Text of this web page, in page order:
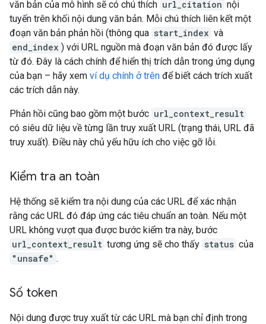
văn bản của mô hình sẽ có chú thích url_citation nội
tuyến trên khối nội dung văn bản. Mỗi chú thích liên kết một
đoạn văn bản phản hồi (thông qua start_index và
end_index ) với URL nguồn mà đoạn văn bản đó được lấy
từ đó. Đây là cách chính để hiển thị trích dẫn trong ứng dụng
của bạn – hãy xem ví dụ chính ở trên để biết cách trích xuất
các trích dẫn này.
Phản hồi cũng bao gồm một bước url_context_result
có siêu dữ liệu về từng lần truy xuất URL (trạng thái, URL đã
truy xuất). Điều này chủ yếu hữu ích cho việc gỡ lỗi.
Kiểm tra an toàn
Hệ thống sẽ kiểm tra nội dung của các URL để xác nhận
rằng các URL đó đáp ứng các tiêu chuẩn an toàn. Nếu một
URL không vượt qua được bước kiểm tra này, bước
url_context_result tương ứng sẽ cho thấy status của
"unsafe" .
Số token
Nội dung được truy xuất từ các URL mà bạn chỉ định trong